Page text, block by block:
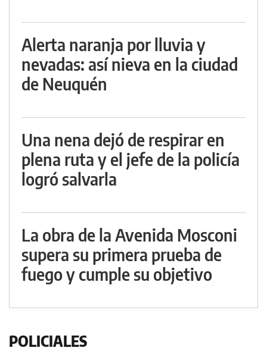
Alerta naranja por lluvia y
nevadas: así nieva en la ciudad
de Neuquén
Una nena dejó de respirar en
plena ruta y el jefe de la policía
logró salvarla
La obra de la Avenida Mosconi
supera su primera prueba de
fuego y cumple su objetivo
POLICIALES